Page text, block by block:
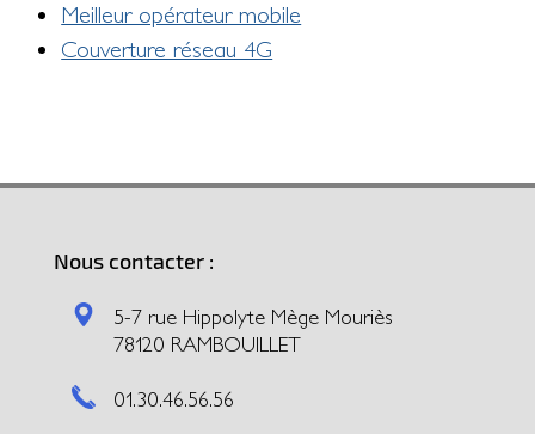
Meilleur opérateur mobile
Couverture réseau 4G
Nous contacter :
5-7 rue Hippolyte Mège Mouriès
78120 RAMBOUILLET
01.30.46.56.56